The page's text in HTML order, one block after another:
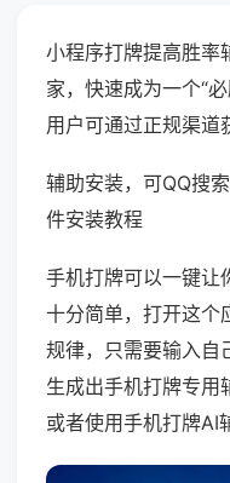
小程序打牌提高胜率
家，快速成为一个“
用户可通过正规渠道
辅助安装，可QQ搜
件安装教程
手机打牌可以一键让
十分简单，打开这个
规律，只需要输入自
生成出手机打牌专用
或者使用手机打牌AI